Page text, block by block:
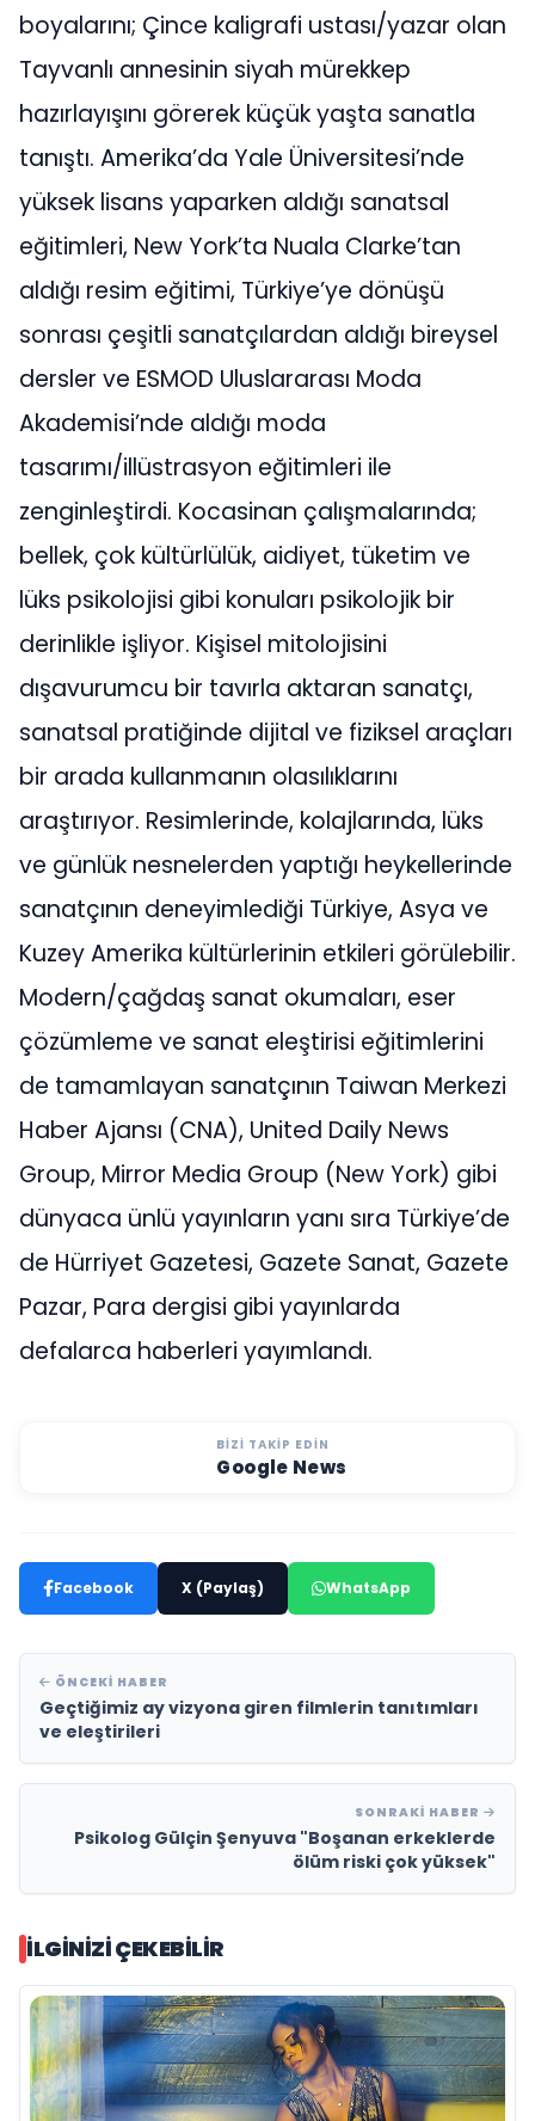
boyalarını; Çince kaligrafi ustası/yazar olan
Tayvanlı annesinin siyah mürekkep
hazırlayışını görerek küçük yaşta sanatla
tanıştı. Amerika’da Yale Üniversitesi’nde
yüksek lisans yaparken aldığı sanatsal
eğitimleri, New York’ta Nuala Clarke’tan
aldığı resim eğitimi, Türkiye’ye dönüşü
sonrası çeşitli sanatçılardan aldığı bireysel
dersler ve ESMOD Uluslararası Moda
Akademisi’nde aldığı moda
tasarımı/illüstrasyon eğitimleri ile
zenginleştirdi. Kocasinan çalışmalarında;
bellek, çok kültürlülük, aidiyet, tüketim ve
lüks psikolojisi gibi konuları psikolojik bir
derinlikle işliyor. Kişisel mitolojisini
dışavurumcu bir tavırla aktaran sanatçı,
sanatsal pratiğinde dijital ve fiziksel araçları
bir arada kullanmanın olasılıklarını
araştırıyor. Resimlerinde, kolajlarında, lüks
ve günlük nesnelerden yaptığı heykellerinde
sanatçının deneyimlediği Türkiye, Asya ve
Kuzey Amerika kültürlerinin etkileri görülebilir.
Modern/çağdaş sanat okumaları, eser
çözümleme ve sanat eleştirisi eğitimlerini
de tamamlayan sanatçının Taiwan Merkezi
Haber Ajansı (CNA), United Daily News
Group, Mirror Media Group (New York) gibi
dünyaca ünlü yayınların yanı sıra Türkiye’de
de Hürriyet Gazetesi, Gazete Sanat, Gazete
Pazar, Para dergisi gibi yayınlarda
defalarca haberleri yayımlandı.
BIZI TAKIP EDIN
Google News
Facebook X (Paylaş) WhatsApp
ÖNCEKI HABER
Geçtiğimiz ay vizyona giren filmlerin tanıtımları
ve eleştirileri
SONRAKI HABER
Psikolog Gülçin Şenyuva "Boşanan erkeklerde
ölüm riski çok yüksek"
İLGINIZI ÇEKEBILIR